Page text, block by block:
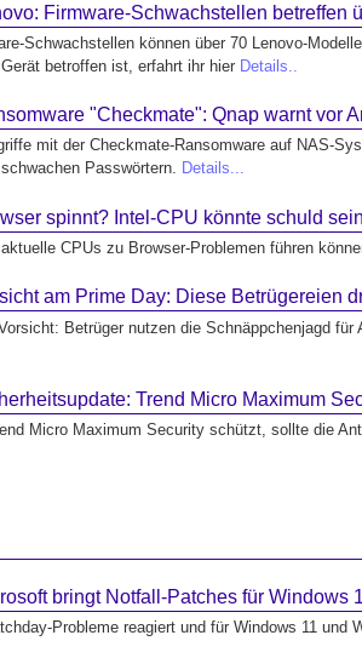
Firmware-Schwachstellen betreffen
Schwachstellen können über 70 Lenovo-
betroffen ist, erfahrt ihr hier Details..
"Checkmate": Qnap warnt vor
mit der Checkmate-Ransomware auf NAS-
Passwörtern. Details...
spinnt? Intel-CPU könnte schuld
CPUs zu Browser-Problemen führen
am Prime Day: Diese Betrügereien
Betrüger nutzen die Schnäppchenjagd
Trend Micro Maximum
Micro Maximum Security schützt, sollte die
bringt Notfall-Patches für Windows
Probleme reagiert und für Windows 11